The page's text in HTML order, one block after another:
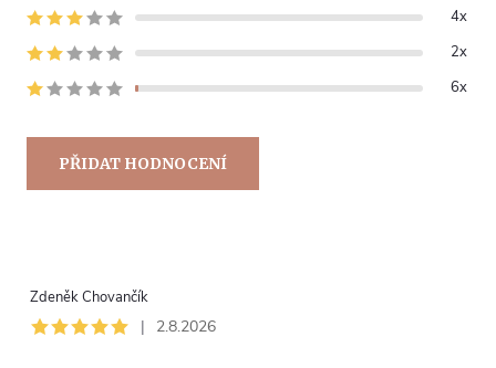
4x
2x
6x
PŘIDAT HODNOCENÍ
ý
p
Zdeněk Chovančík
| 2.8.2026